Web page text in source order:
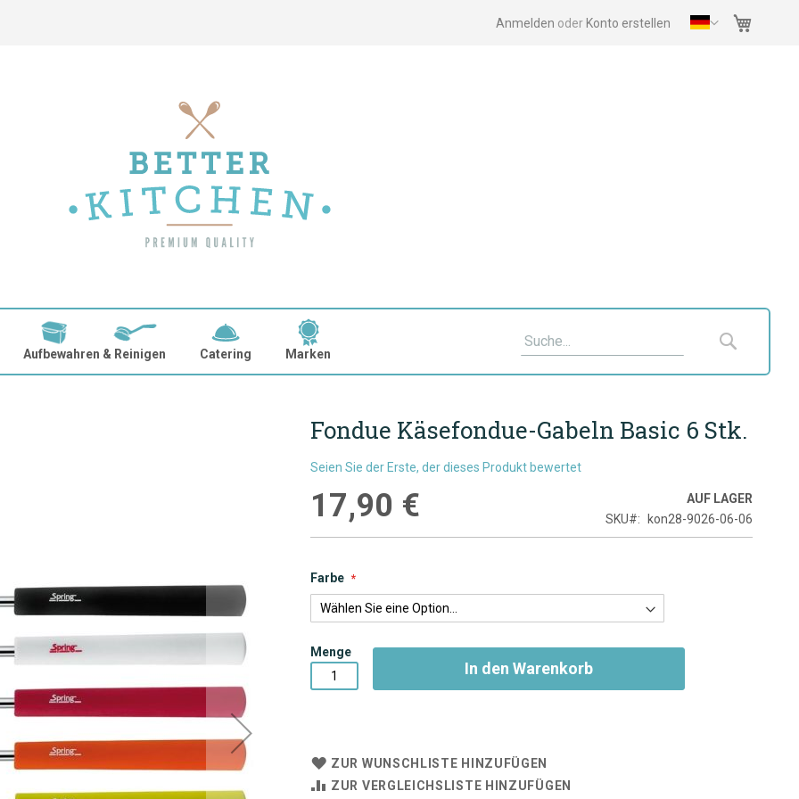
Anmelden Konto erstellen
Aufbewahren & Reinigen Catering Marken Suche
Fondue Käsefondue-Gabeln Basic 6 Stk.
Seien Sie der Erste, der dieses Produkt bewertet
17,90 €
AUF LAGER
SKU
kon28-9026-06-06
Farbe
Menge
In den Warenkorb
ZUR WUNSCHLISTE HINZUFÜGEN
ZUR VERGLEICHSLISTE HINZUFÜGEN